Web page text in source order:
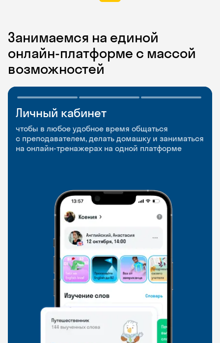
Занимаемся на единой
онлайн-платформе с массой
возможностей
Личный кабинет
чтобы в любое удобное время общаться
с преподавателем, делать домашку и заниматься
на онлайн-тренажерах на одной платформе
Мобильное
приложение
чтобы заниматься и изучать новые слова где
и когда удобно
Разговорные клубы
и Talks
Групповые занятия для разговорной практики
и индивидуальные встречи с преподавателями